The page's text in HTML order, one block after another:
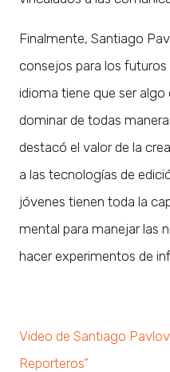
Finalmente, Santiago
consejos para los futuros
idioma tiene que ser algo
dominar de todas
destacó el valor de la
a las tecnologías de
jóvenes tienen toda la
mental para manejar las
hacer experimentos de
Video de Santiago
Reporteros”